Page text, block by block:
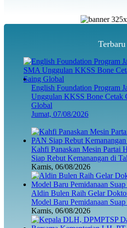
Terbaru
English Foundation Program
Unggulan KKSS Bone Cetak
Global
Jumat, 07/08/2026
Kahfi Panaskan Mesin Partai
Siap Rebut Kemanangan di
Kamis, 06/08/2026
Aldin Bulen Raih Gelar
Model Baru Pemidanaan
Kamis, 06/08/2026